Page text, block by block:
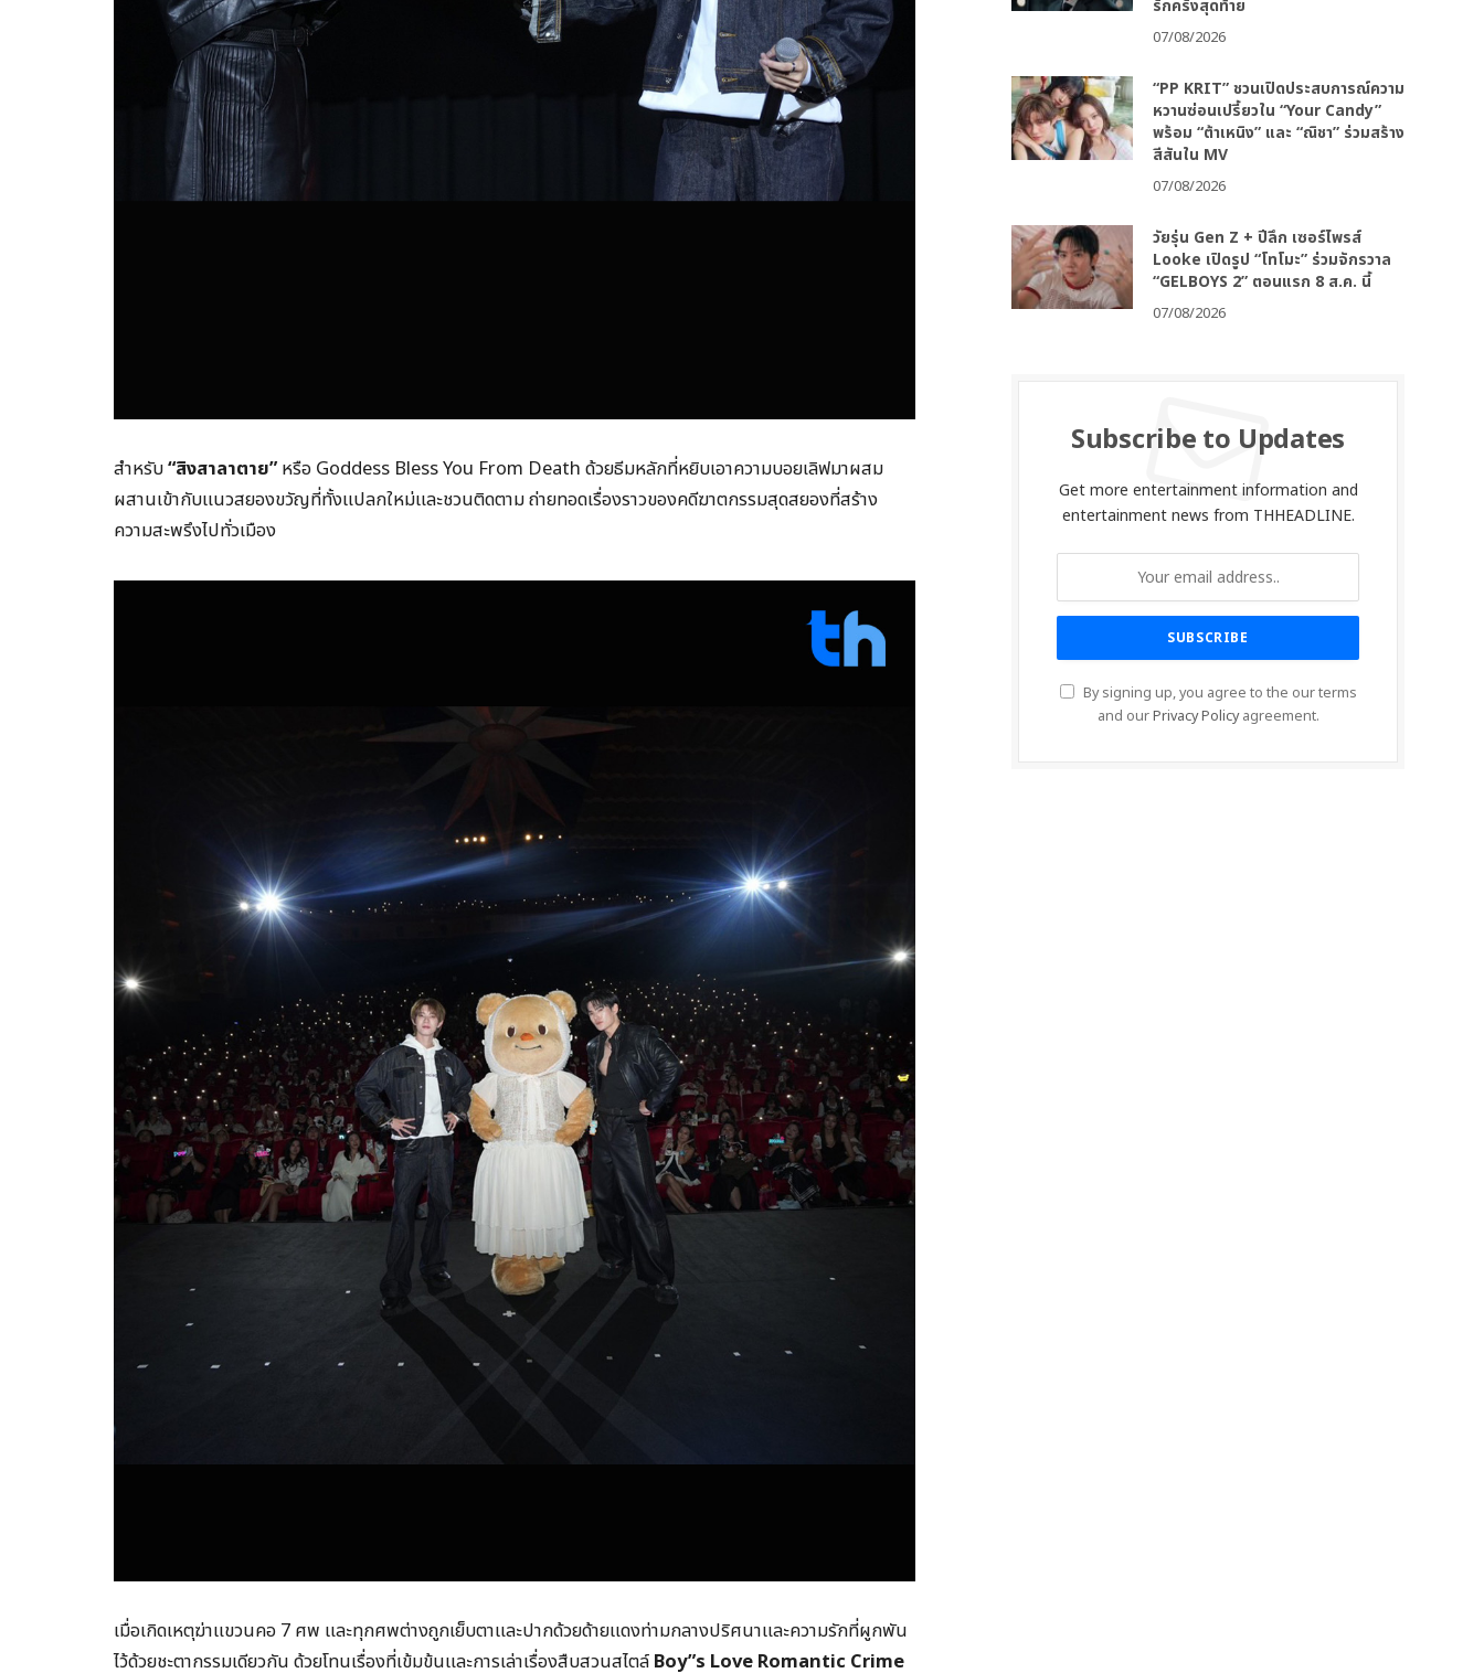
สำหรับ“สิงสาลาตาย” หรือ Goddess Bless You From Death ด้วยธีมหลักที่หยิบเอาความบอยเลิฟมาผสม
ผสานเข้ากับแนวสยองขวัญที่ทั้งแปลกใหม่และชวนติดตาม ถ่ายทอดเรื่องราวของคดีฆาตกรรมสุดสยองที่สร้าง
ความสะพรึงไปทั่วเมือง
เมื่อเกิดเหตุฆ่าแขวนคอ 7 ศพ และทุกศพต่างถูกเย็บตาและปากด้วยด้ายแดงท่ามกลางปริศนาและความรักที่ผูกพัน
ไว้ด้วยชะตากรรมเดียวกัน ด้วยโทนเรื่องที่เข้มข้นและการเล่าเรื่องสืบสวนสไตล์ Boy”s Love Romantic Crime
รักครั้งสุดท้าย
07/08/2026
“PP KRIT” ชวนเปิดประสบการณ์ความ
หวานซ่อนเปรี้ยวใน “Your Candy”
พร้อม “ต้าเหนิง” และ “ณิชา” ร่วมสร้าง
สีสันใน MV
07/08/2026
วัยรุ่น Gen Z + ปีลึก เซอร์ไพรส์
Looke เปิดรูป “โทโมะ” ร่วมจักรวาล
“GELBOYS 2” ตอนแรก 8 ส.ค. นี้
07/08/2026
Subscribe to Updates
Get more entertainment information and
entertainment news from THHEADLINE.
By signing up, you agree to the our terms
and ourPrivacy Policyagreement.